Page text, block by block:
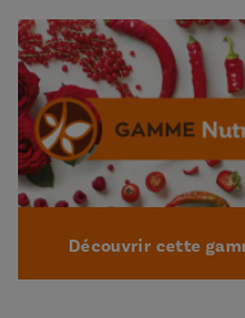
Découvrir cette